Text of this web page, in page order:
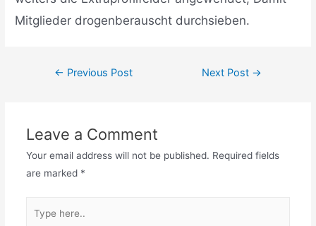
Mitglieder drogenberauscht durchsieben.
← Previous Post Next Post →
Leave a Comment
Your email address will not be published. Required fields
are marked *